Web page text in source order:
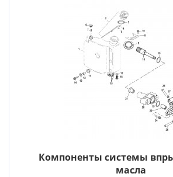
Компоненты системы
масла